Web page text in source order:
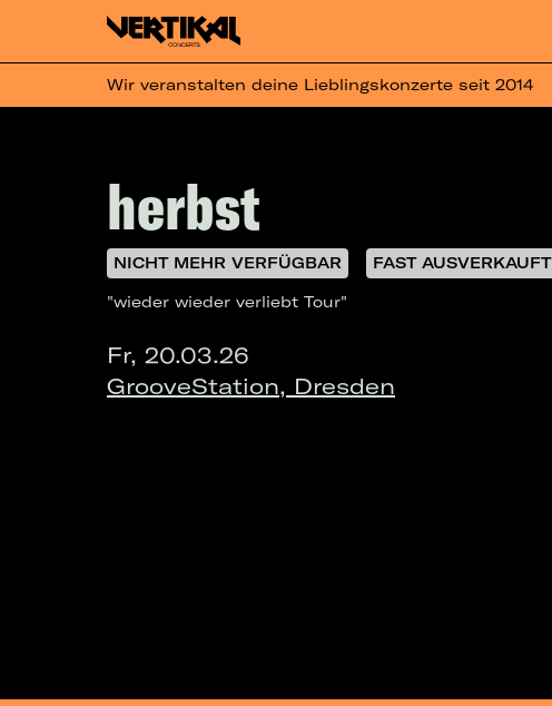
Wir veranstalten deine Lieblingskonzerte seit 2014
herbst
NICHT MEHR VERFÜGBAR
FAST AUSVERKAUFT
"wieder wieder verliebt Tour"
Fr, 20.03.26
GrooveStation, Dresden